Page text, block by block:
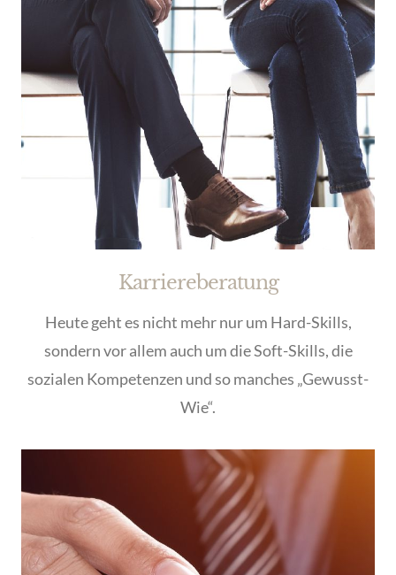
Karriereberatung
Heute geht es nicht mehr nur um Hard-Skills,
sondern vor allem auch um die Soft-Skills, die
sozialen Kompetenzen und so manches „Gewusst-
Wie“.